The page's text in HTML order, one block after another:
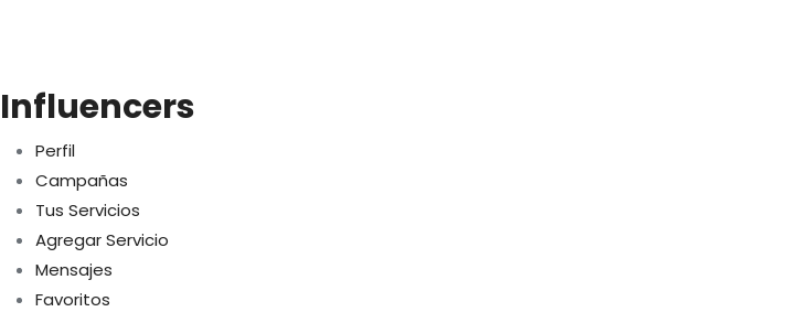
Influencers
Perfil
Campañas
Tus Servicios
Agregar Servicio
Mensajes
Favoritos